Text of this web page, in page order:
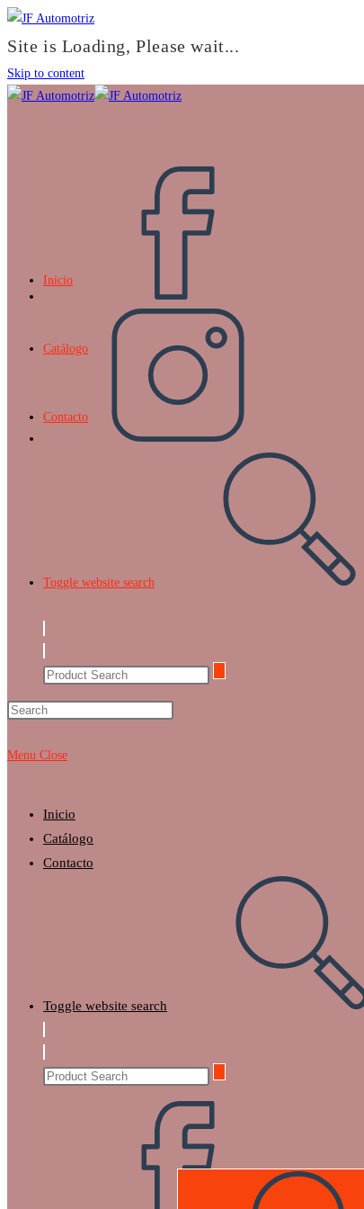
Site is Loading, Please wait...
Skip to content
Inicio
Catálogo
Contacto
Toggle website search
Menu Close
Inicio
Catálogo
Contacto
Toggle website search